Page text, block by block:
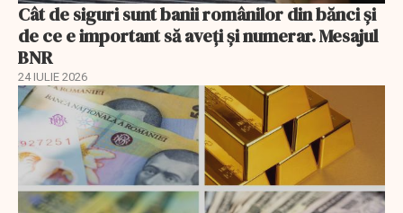
Cât de siguri sunt banii românilor din bănci şi
de ce e important să aveţi şi numerar. Mesajul
BNR
24 IULIE 2026